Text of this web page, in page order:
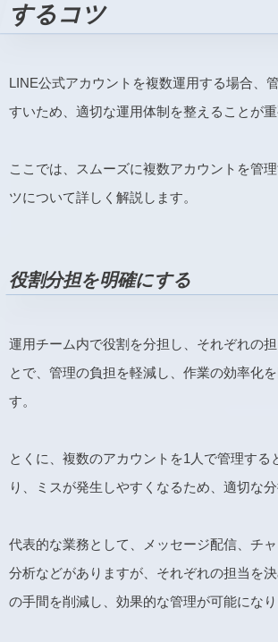
するコツ
LINE公式アカウントを複数運用する場合、
すいため、適切な運用体制を整えることが重
ここでは、スムーズに複数アカウントを管
ツについて詳しく解説します。
役割分担を明確にする
運用チーム内で役割を分担し、それぞれの
とで、管理の負担を軽減し、作業の効率化
す。
とくに、複数のアカウントを1人で管理する
り、ミスが発生しやすくなるため、適切な分
代表的な業務として、メッセージ配信、チ
分析などがありますが、それぞれの担当を
の手間を削減し、効果的な管理が可能になり